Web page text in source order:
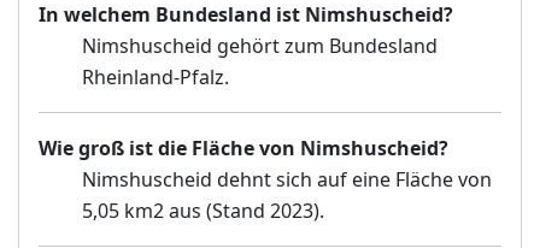
In welchem Bundesland ist Nimshuscheid?
Nimshuscheid gehört zum Bundesland
Rheinland-Pfalz.
Wie groß ist die Fläche von Nimshuscheid?
Nimshuscheid dehnt sich auf eine Fläche von
5,05 km2 aus (Stand 2023).